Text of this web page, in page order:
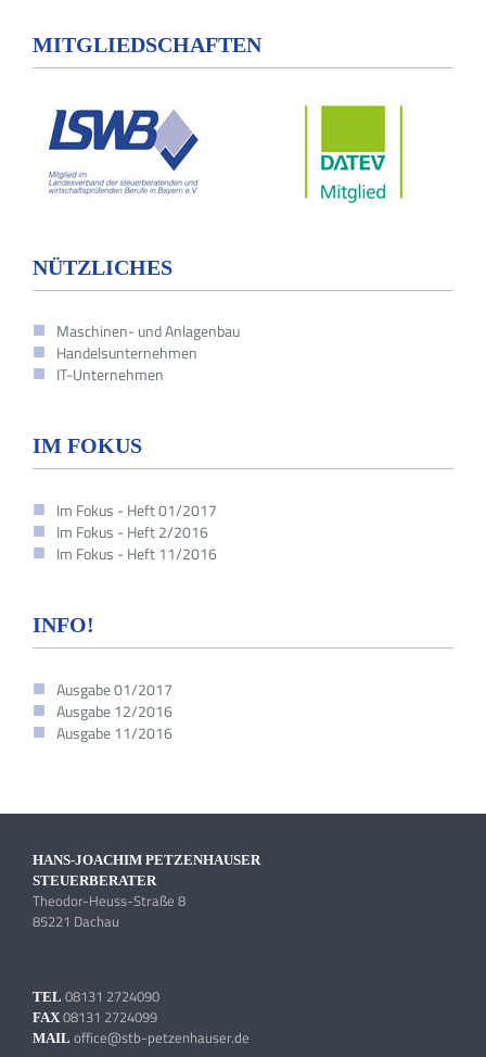
MITGLIEDSCHAFTEN
NÜTZLICHES
Maschinen- und Anlagenbau
Handelsunternehmen
IT-Unternehmen
IM FOKUS
Im Fokus - Heft 01/2017
Im Fokus - Heft 2/2016
Im Fokus - Heft 11/2016
INFO!
Ausgabe 01/2017
Ausgabe 12/2016
Ausgabe 11/2016
HANS-JOACHIM PETZENHAUSER
STEUERBERATER
Theodor-Heuss-Straße 8
85221 Dachau
TEL 08131 2724090
FAX 08131 2724099
MAIL office@stb-petzenhauser.de